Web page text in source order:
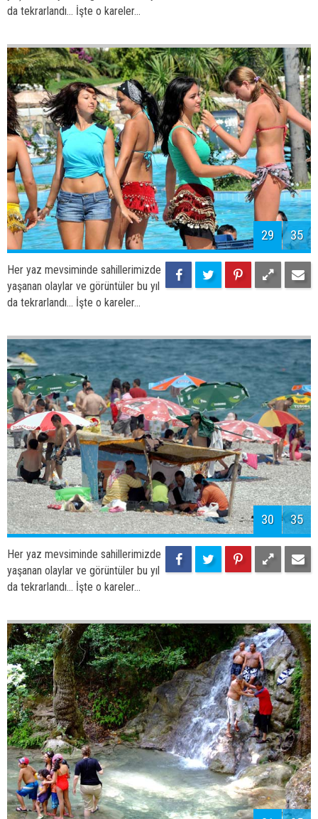
31 35
Her yaz mevsiminde sahillerimizde
yaşanan olaylar ve görüntüler bu yıl
da tekrarlandı... İşte o kareler...
32 35
Her yaz mevsiminde sahillerimizde
yaşanan olaylar ve görüntüler bu yıl
da tekrarlandı... İşte o kareler...
33 35